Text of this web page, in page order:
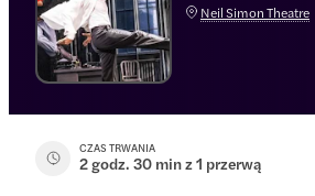
Neil Simon Theatre
CZAS TRWANIA
2 godz. 30 min z 1 przerwą